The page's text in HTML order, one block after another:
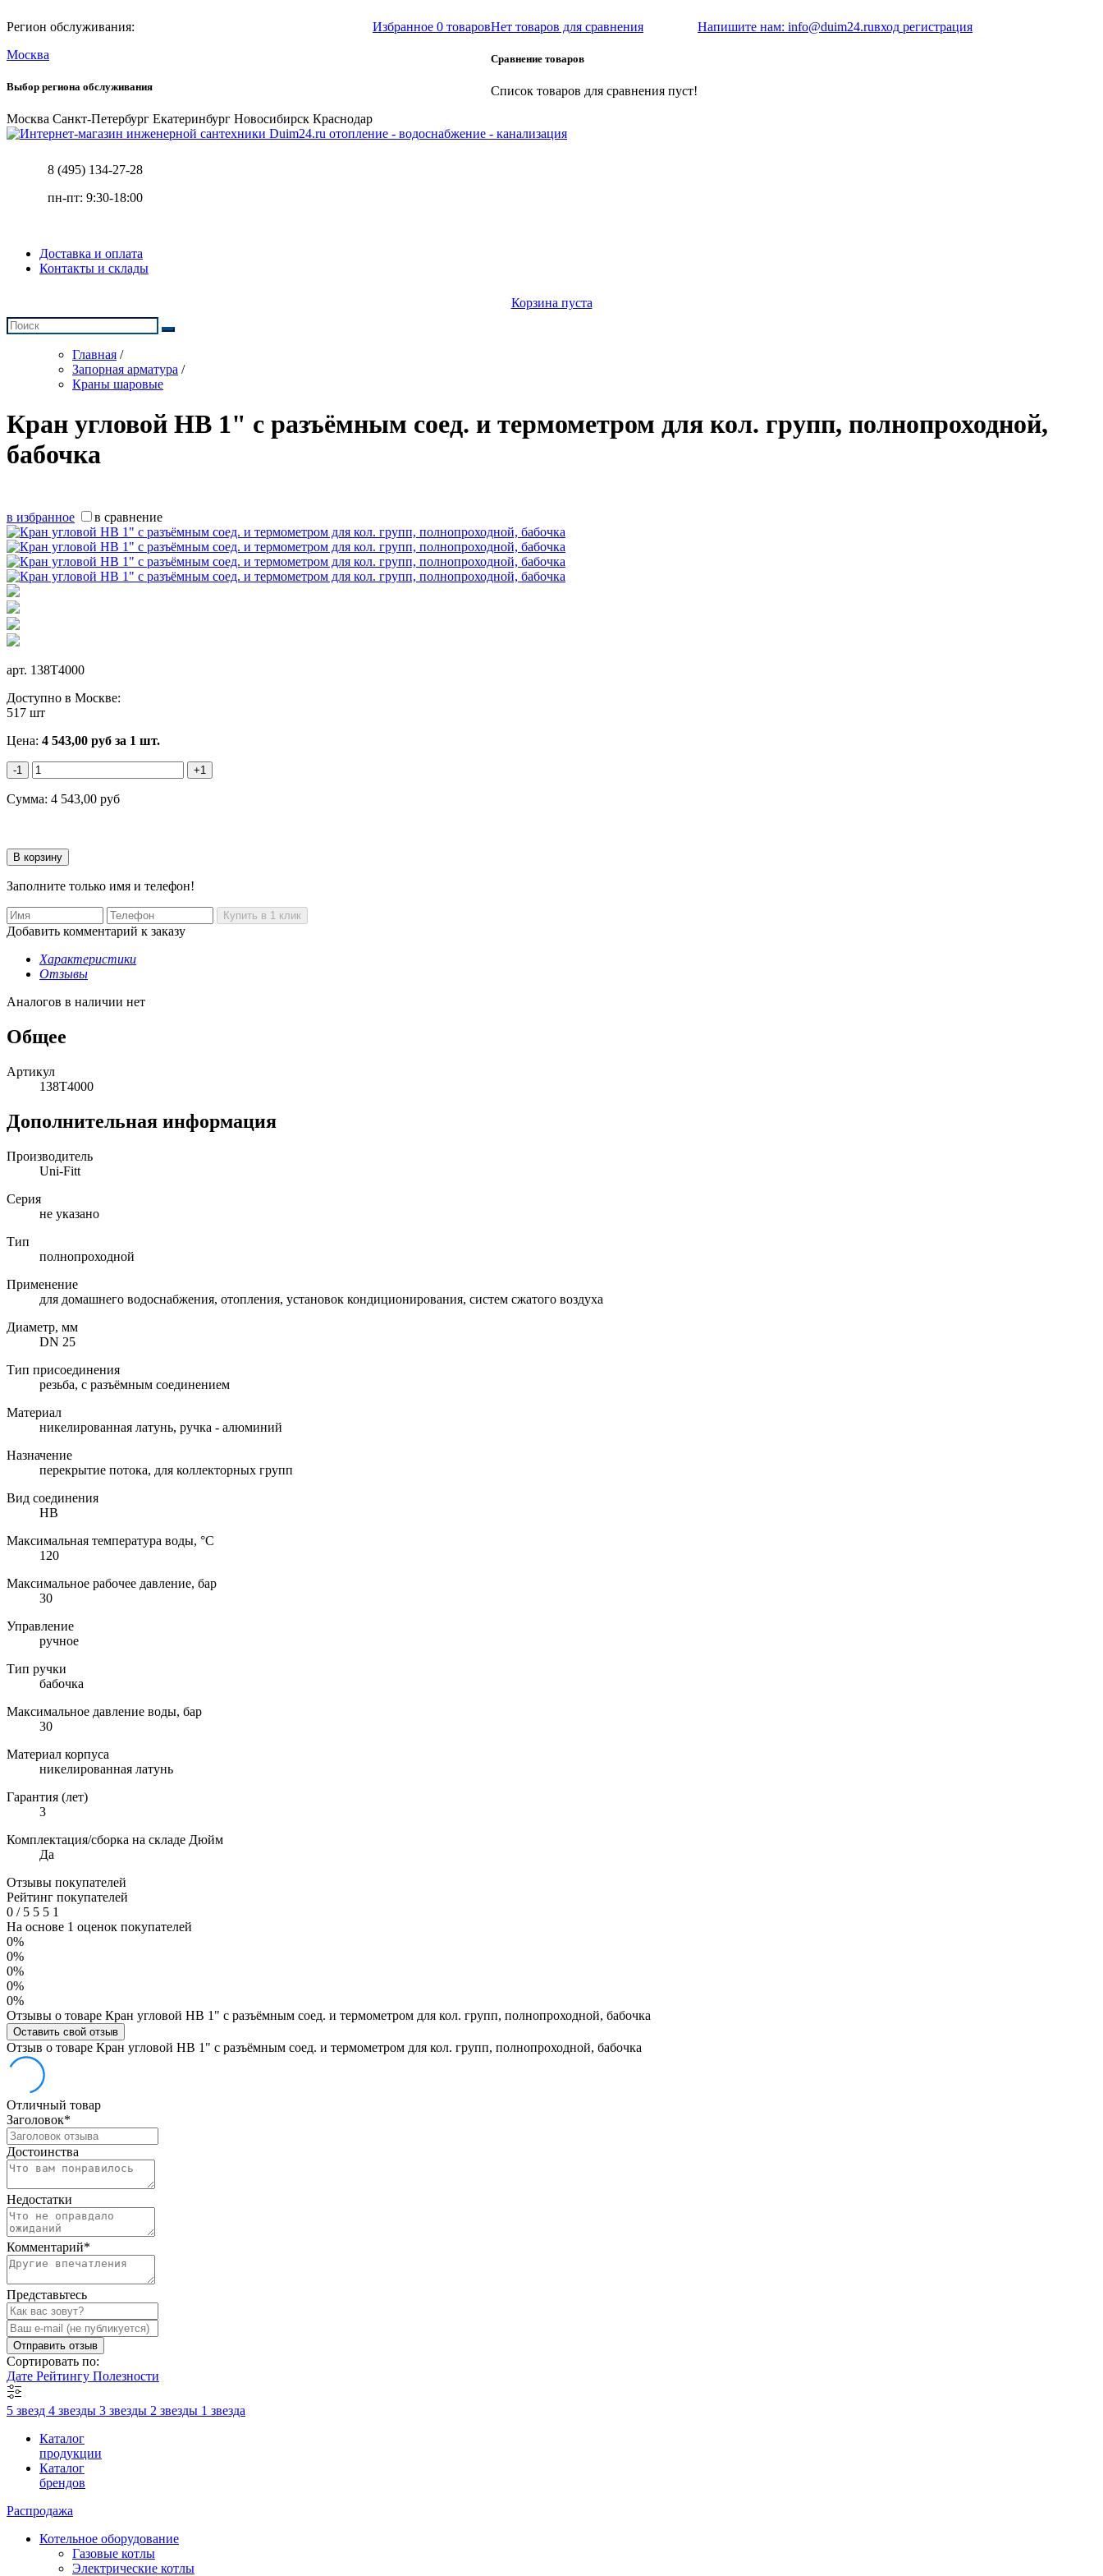
Регион обслуживания:
Москва
Выбор региона обслуживания
Москва Санкт-Петербург Екатеринбург Новосибирск Краснодар
Избранное 0 товаровНет товаров для сравнения
Сравнение товаров
Список товаров для сравнения пуст!
Напишите нам: info@duim24.ruвход регистрация
отопление - водоснабжение - канализация
8 (495) 134-27-28
пн-пт: 9:30-18:00
Доставка и оплата
Контакты и склады
Корзина пуста
Главная /
Запорная арматура /
Краны шаровые
Кран угловой НВ 1" с разъёмным соед. и термометром для кол. групп, полнопроходной,
бабочка
в избранное в сравнение
арт. 138T4000
Доступно в Москве:
517 шт
Цена: 4 543,00 руб за 1 шт.
-1 +1
Сумма: 4 543,00 руб
Заполните только имя и телефон!
Добавить комментарий к заказу
Характеристики
Отзывы
Аналогов в наличии нет
Общее
Артикул
138T4000
Дополнительная информация
Производитель
Uni-Fitt
Серия
не указано
Тип
полнопроходной
Применение
для домашнего водоснабжения, отопления, установок кондиционирования, систем сжатого воздуха
Диаметр, мм
DN 25
Тип присоединения
резьба, с разъёмным соединением
Материал
никелированная латунь, ручка - алюминий
Назначение
перекрытие потока, для коллекторных групп
Вид соединения
НВ
Максимальная температура воды, °C
120
Максимальное рабочее давление, бар
30
Управление
ручное
Тип ручки
бабочка
Максимальное давление воды, бар
30
Материал корпуса
никелированная латунь
Гарантия (лет)
3
Комплектация/сборка на складе Дюйм
Да
Отзывы покупателей
Рейтинг покупателей
0 /5 5 5 1
На основе 1 оценок покупателей
0%
0%
0%
0%
0%
Отзывы о товаре Кран угловой НВ 1" с разъёмным соед. и термометром для кол. групп, полнопроходной, бабочка
Оставить свой отзыв
Отзыв о товаре Кран угловой НВ 1" с разъёмным соед. и термометром для кол. групп, полнопроходной, бабочка
Отличный товар
Заголовок*
Достоинства
Недостатки
Комментарий*
Представьтесь
Отправить отзыв
Сортировать по:
Дате Рейтингу Полезности
5 звезд 4 звезды 3 звезды 2 звезды 1 звезда
Каталог
продукции
Каталог
брендов
Распродажа
Котельное оборудование
Газовые котлы
Электрические котлы